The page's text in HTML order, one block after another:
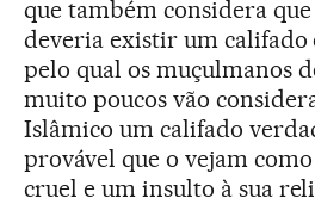
que também considera
deveria existir um califado
pelo qual os muçulmanos
muito poucos vão
Islâmico um califado
provável que o vejam
cruel e um insulto à sua